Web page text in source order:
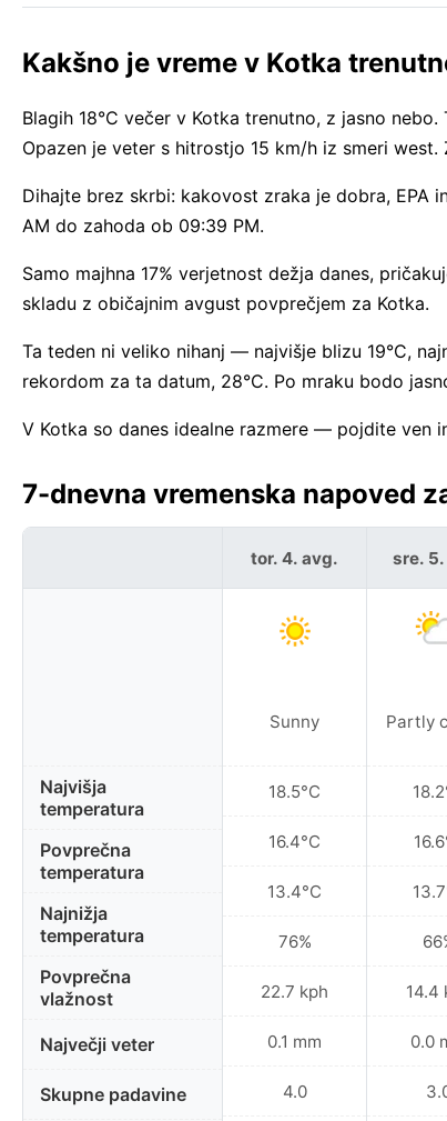
Kakšno je vreme v Kotka
Blagih 18°C večer v Kotka trenutno, z jasno
Opazen je veter s hitrostjo 15 km/h iz smeri
Dihajte brez skrbi: kakovost zraka je dobra, EPA
AM do zahoda ob 09:39 PM.
Samo majhna 17% verjetnost dežja danes,
skladu z običajnim avgust povprečjem za Kotka.
Ta teden ni veliko nihanj — najvišje blizu 19°C,
rekordom za ta datum, 28°C. Po mraku bodo
V Kotka so danes idealne razmere — pojdite ven
7-dnevna vremenska napoved
Najvišja
temperatura
Povprečna
temperatura
Najnižja
temperatura
Povprečna
vlažnost
Največji veter
Skupne padavine
tor. 4. avg.
Sunny
18.5°C
16.4°C
13.4°C
76%
22.7 kph
0.1 mm
4.0
sre.
Partly
14.4
0.0